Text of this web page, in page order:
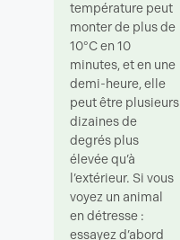
température peut
monter de plus de
10°C en 10
minutes, et en une
demi-heure, elle
peut être plusieurs
dizaines de
degrés plus
élevée qu’à
l’extérieur. Si vous
voyez un animal
en détresse :
essayez d’abord